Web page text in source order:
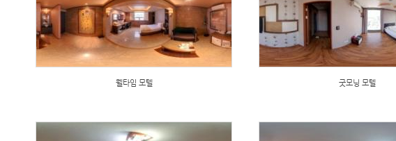
웰타임 모텔 굿모닝 모텔